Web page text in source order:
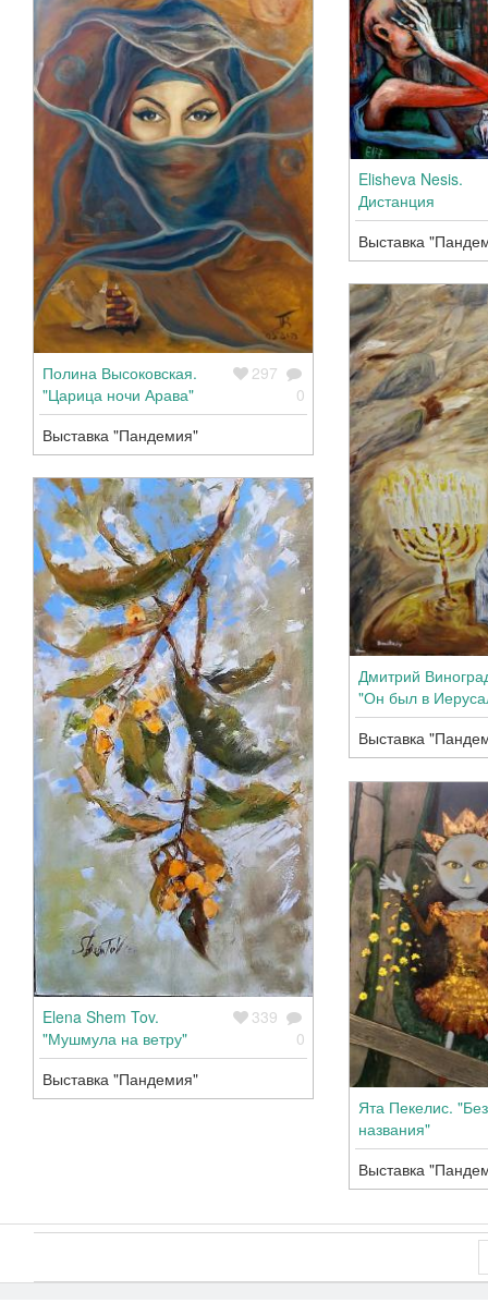
Полина Высоковская.
"Царица ночи Арава"
297
0
Выставка "Пандемия"
Elisheva Nesis.
Дистанция
Выставка
Дмитрий
"Он был в
Выставка
Elena Shem Tov.
"Мушмула на ветру"
339
0
Выставка "Пандемия"
Ята Пекелис. "Без
названия"
Выставка